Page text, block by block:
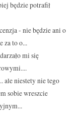
będzie potrafił
- nie będzie ani o
za to o...
mi się
ale niestety nie tego
sobie wreszcie